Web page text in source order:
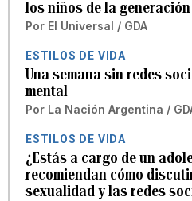
los niños de la
Por El Universal / GDA
ESTILOS DE VIDA
Una semana sin redes
mental
Por La Nación Argentina /
ESTILOS DE VIDA
¿Estás a cargo de un
recomiendan cómo
sexualidad y las redes